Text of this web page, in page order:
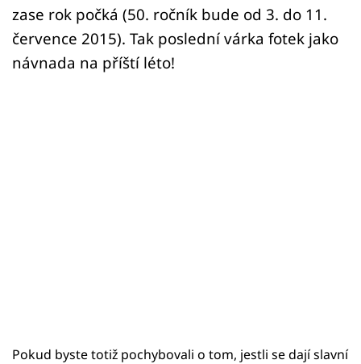
zase rok počká (50. ročník bude od 3. do 11.
července 2015). Tak poslední várka fotek jako
návnada na příští léto!
Pokud byste totiž pochybovali o tom, jestli se dají slavní